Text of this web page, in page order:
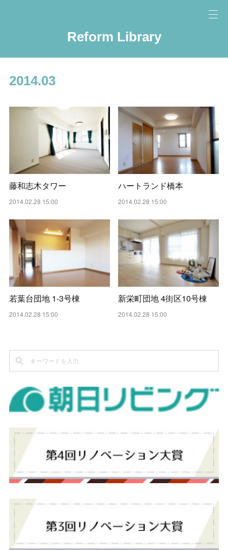
Reform Library
2014.03
藤和志木タワー
2014.02.28 15:00
ハートランド橋本
2014.02.28 15:00
若葉台団地 1-3号棟
2014.02.28 15:00
新栄町団地 4街区10号棟
2014.02.28 15:00